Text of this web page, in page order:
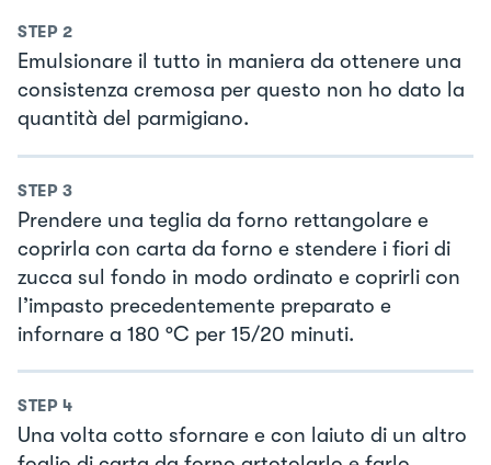
STEP 2
Emulsionare il tutto in maniera da ottenere una
consistenza cremosa per questo non ho dato la
quantità del parmigiano.
STEP 3
Prendere una teglia da forno rettangolare e
coprirla con carta da forno e stendere i fiori di
zucca sul fondo in modo ordinato e coprirli con
l’impasto precedentemente preparato e
infornare a 180 °C per 15/20 minuti.
STEP 4
Una volta cotto sfornare e con laiuto di un altro